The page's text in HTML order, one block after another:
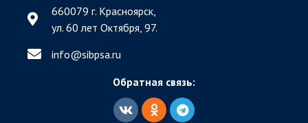
660079 г. Красноярск,
ул. 60 лет Октября, 97.
info@sibpsa.ru
Обратная связь: